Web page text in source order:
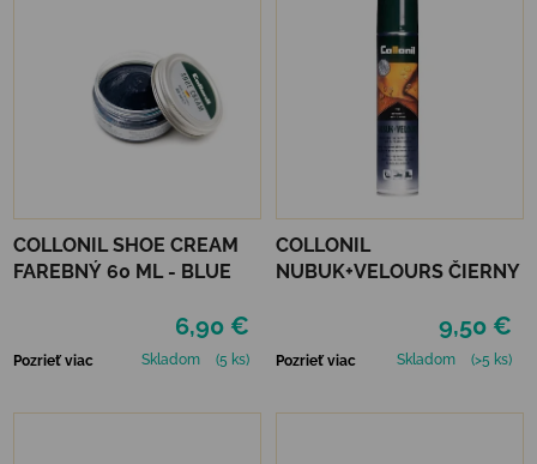
COLLONIL SHOE CREAM
FAREBNÝ 60 ML - BLUE
6,90 €
Pozrieť viac Skladom (5 ks)
COLLONIL
NUBUK+VELOURS ČIERNY
9,50 €
Pozrieť viac Skladom (>5 ks)